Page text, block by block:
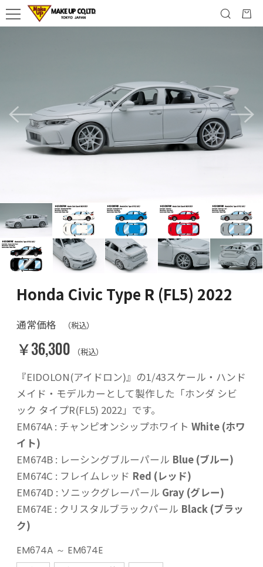
Honda Civic Type R (FL5) 2022
通常価格 （税込）
￥36,300 （税込）
『EIDOLON(アイドロン)』の1/43スケール・ハンド
メイド・モデルカーとして製作した「ホンダ シビ
ック タイプR(FL5) 2022」です。
EM674A : チャンピオンシップホワイト White (ホワ
イト)
EM674B : レーシングブルーパール Blue (ブルー)
EM674C : フレイムレッド Red (レッド)
EM674D : ソニックグレーパール Gray (グレー)
EM674E : クリスタルブラックパール Black (ブラッ
ク)
EM674A ～ EM674E